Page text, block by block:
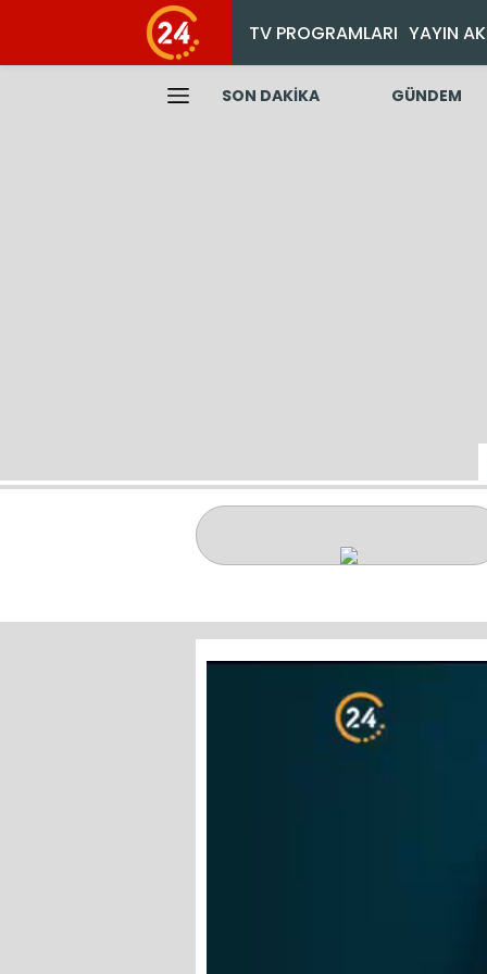
TV PROGRAMLARI YAYIN
SON DAKİKA GÜNDEM